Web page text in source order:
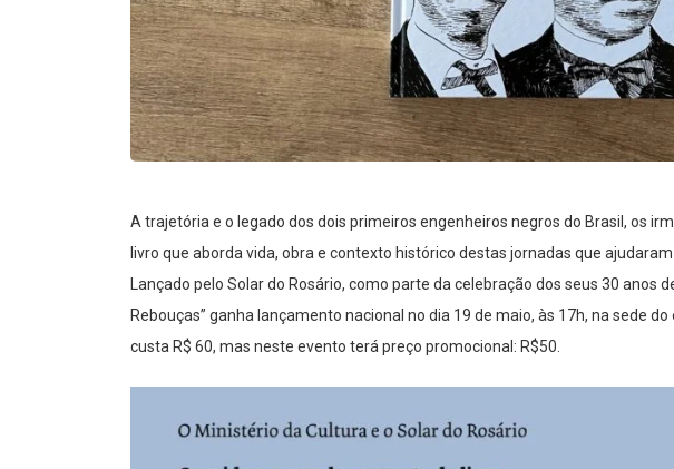
A trajetória e o legado dos dois primeiros engenheiros negros do Brasil, os
livro que aborda vida, obra e contexto histórico destas jornadas que
Lançado pelo Solar do Rosário, como parte da celebração dos seus 30 anos
Rebouças” ganha lançamento nacional no dia 19 de maio, às 17h, na sede
custa R$ 60, mas neste evento terá preço promocional: R$50.